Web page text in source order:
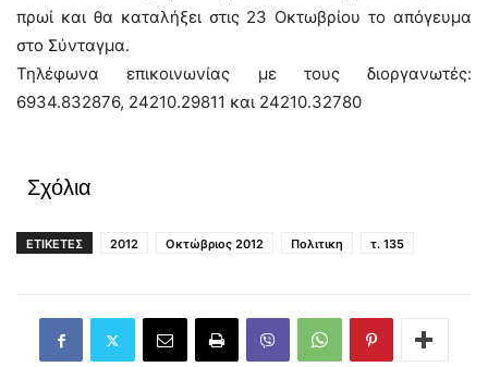
πρωί και θα καταλήξει στις 23 Οκτωβρίου το απόγευμα
στο Σύνταγμα.
Τηλέφωνα επικοινωνίας με τους διοργανωτές:
6934.832876, 24210.29811 και 24210.32780
Σχόλια
ΕΤΙΚΕΤΕΣ 2012 Οκτώβριος 2012 Πολιτικη τ. 135